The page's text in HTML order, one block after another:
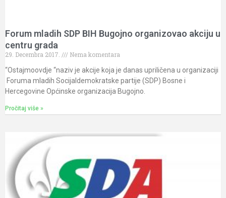
Forum mladih SDP BIH Bugojno organizovao akciju u
centru grada
29. Decembra 2017.
Nema komentara
“Ostajmoovdje “naziv je akcije koja je danas upriličena u organizaciji
Foruma mladih Socijaldemokratske partije (SDP) Bosne i
Hercegovine Općinske organizacija Bugojno.
Pročitaj više »